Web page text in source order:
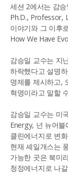
세션 2에서는 감
Ph.D., Professor,
이야기와 그 이후
How We Have
감승일 교수는 지
하락했다고 설명
명제를 제시하고,
혁명이라고 말할
감승일 교수는 미
Energy, 넌 뉴어
클린에너지로 변
현재 셰일개스는
가능한 곳은 북미
청정에너지로 나